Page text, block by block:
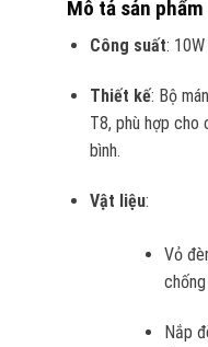
Mô tả sản phẩm
Công suất:
Thiết kế: Bộ
T8, phù hợp cho
bình.
Vật liệu:
Vỏ
Nắp